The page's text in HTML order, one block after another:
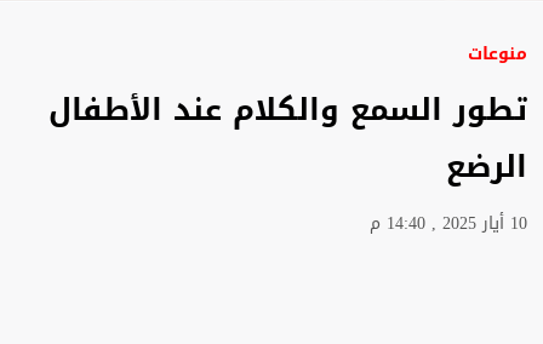
منوعات
تطور السمع والكلام عند الأطفال
الرضع
10 أيار 2025 , 14:40 م